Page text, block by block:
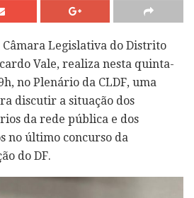
Legislativa do Distrito
Vale, realiza nesta quinta-
no Plenário da CLDF, uma
discutir a situação dos
da rede pública e dos
no último concurso da
do DF.